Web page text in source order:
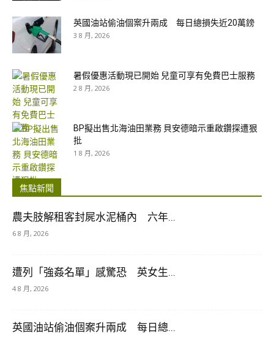
英國油站偷油個案升兩成 每日總損失近20萬鎊
3 8 月, 2026
暑假優惠活動現已開始 兒童可享有免費巴士服務
2 8 月, 2026
BP擬出售北海油田業務 貝安德暗示重啟鑽探遭狠
批
1 8 月, 2026
焦點新聞
農夫肢解租客封屍水泥桶內 六年...
6 8 月, 2026
遭列「強姦名單」感驚恐 英女生...
4 8 月, 2026
英國油站偷油個案升兩成 每日總...